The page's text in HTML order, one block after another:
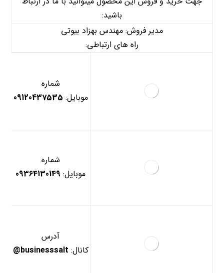
باشید:
مدیر فروش: مهندس بهزاد بیوتی
راه های ارتباطی:
شماره
موبایل: 09120437535
شماره
موبایل: 09364130149
آدرس
کانال: businesssalt@